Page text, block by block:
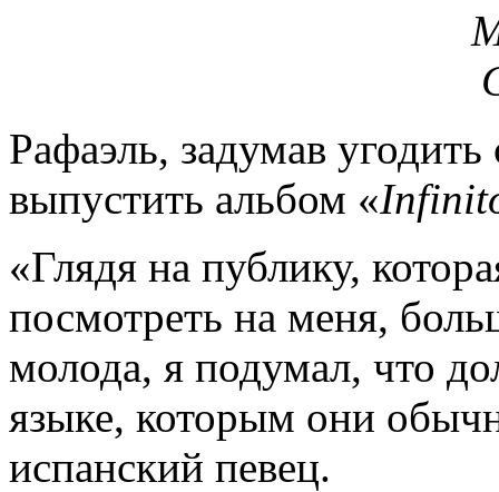
Рафаэль, задумав
выпустить альбом «
«Глядя на публику,
посмотреть на меня,
молода, я подумал, что
языке, которым они
испанский певец.